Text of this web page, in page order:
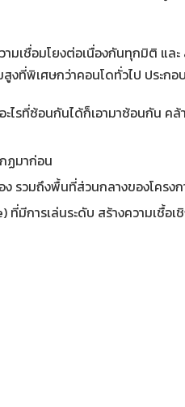
เชื่อมโยงต่อเนื่องกันทุกมิติ และ
งที่พิเศษกว่าคอนโดทั่วไป ประกอ
ไรที่ซ้อนกันได้ก็เอามาซ้อนกัน ค
ฏมาก่อน
รวมถึงพื้นที่ส่วนกลางของโครงก
มีการเล่นระดับ สร้างความเชื้อ